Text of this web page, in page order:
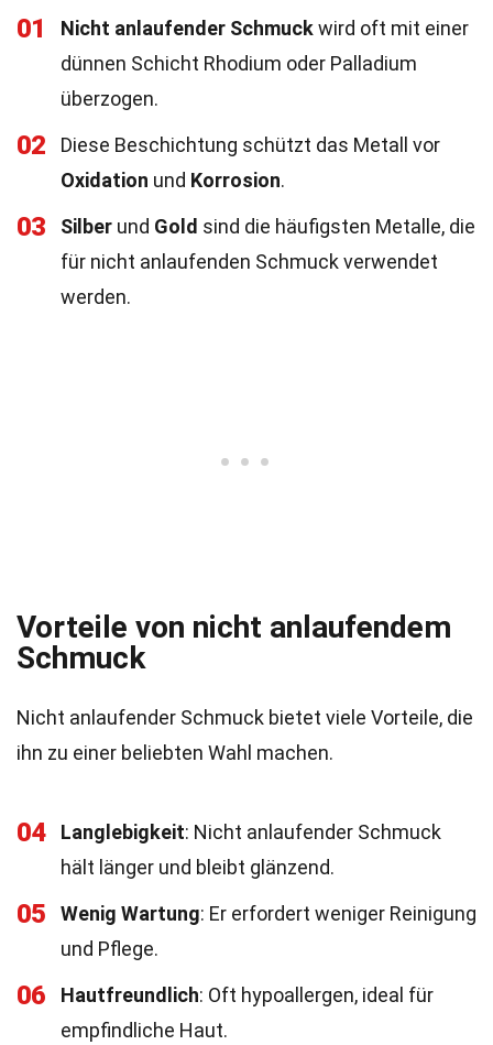
01 Nicht anlaufender Schmuckwird oft mit einer
dünnen Schicht Rhodium oder Palladium
überzogen.
02
Diese Beschichtung schützt das Metall vor
Oxidation und Korrosion.
03 Silber und Gold sind die häufigsten Metalle, die
für nicht anlaufenden Schmuck verwendet
werden.
Vorteile von nicht anlaufendem
Schmuck
Nicht anlaufender Schmuck bietet viele Vorteile, die
ihn zu einer beliebten Wahl machen.
04 Langlebigkeit: Nicht anlaufender Schmuck
hält länger und bleibt glänzend.
05 Wenig Wartung: Er erfordert weniger Reinigung
und Pflege.
06 Hautfreundlich: Oft hypoallergen, ideal für
empfindliche Haut.